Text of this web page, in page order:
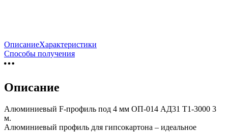
ОписаниеХарактеристики
Способы получения
Описание
Алюминиевый F-профиль под 4 мм ОП-014 АД31 Т1-3000 3
м.
Алюминиевый профиль для гипсокартона – идеальное